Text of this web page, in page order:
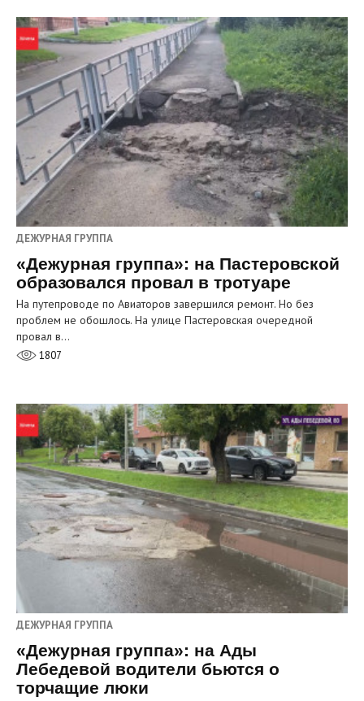
ДЕЖУРНАЯ ГРУППА
«Дежурная группа»: на Пастеровской
образовался провал в тротуаре
На путепроводе по Авиаторов завершился ремонт. Но без
проблем не обошлось. На улице Пастеровская очередной
провал в…
1807
ДЕЖУРНАЯ ГРУППА
«Дежурная группа»: на Ады
Лебедевой водители бьются о
торчащие люки